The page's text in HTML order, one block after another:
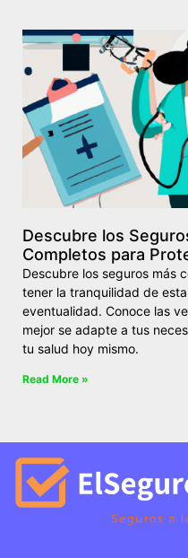
Descubre los
Completos para
Descubre los seguros más
tener la tranquilidad de
eventualidad. Conoce las
mejor se adapte a tus
tu salud hoy mismo.
Read More »